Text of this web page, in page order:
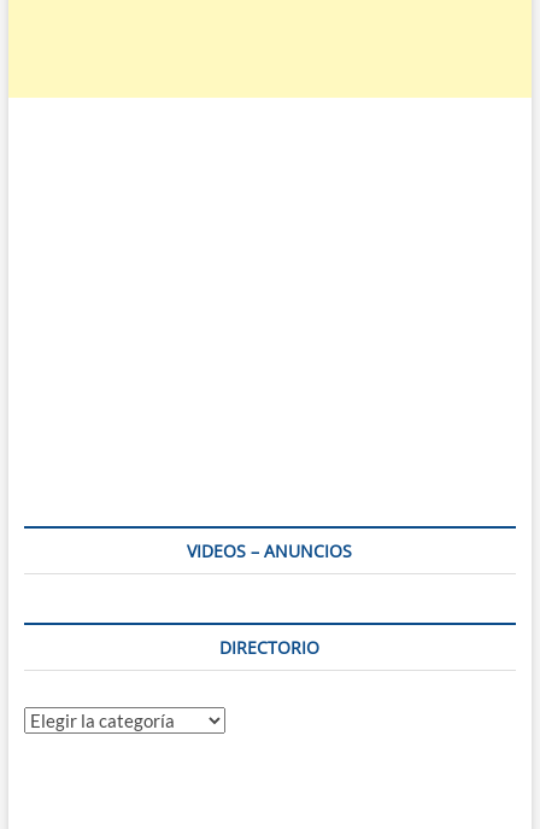
VIDEOS – ANUNCIOS
DIRECTORIO
Directorio